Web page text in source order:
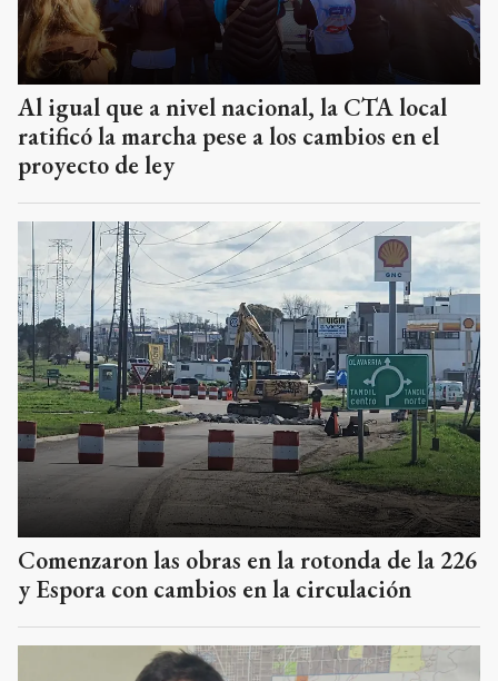
Al igual que a nivel nacional, la CTA local
ratificó la marcha pese a los cambios en el
proyecto de ley
Comenzaron las obras en la rotonda de la 226
y Espora con cambios en la circulación